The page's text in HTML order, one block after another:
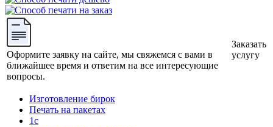
Оформите заявку на сайте, мы свяжемся с вами в
ближайшее время и ответим на все интересующие
вопросы.
Заказать
услугу
Изготовление бирок
Печать на пакетах
1c